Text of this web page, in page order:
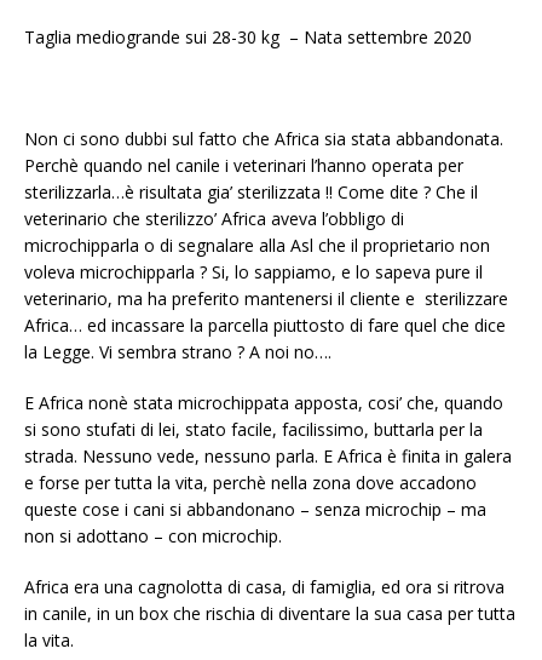
Taglia mediogrande sui 28-30 kg – Nata settembre 2020
Non ci sono dubbi sul fatto che Africa sia stata abbandonata.
Perchè quando nel canile i veterinari l’hanno operata per
sterilizzarla…è risultata gia’ sterilizzata !! Come dite ? Che il
veterinario che sterilizzo’ Africa aveva l’obbligo di
microchipparla o di segnalare alla Asl che il proprietario non
voleva microchipparla ? Si, lo sappiamo, e lo sapeva pure il
veterinario, ma ha preferito mantenersi il cliente e sterilizzare
Africa… ed incassare la parcella piuttosto di fare quel che dice
la Legge. Vi sembra strano ? A noi no….
E Africa nonè stata microchippata apposta, cosi’ che, quando
si sono stufati di lei, stato facile, facilissimo, buttarla per la
strada. Nessuno vede, nessuno parla. E Africa è finita in galera
e forse per tutta la vita, perchè nella zona dove accadono
queste cose i cani si abbandonano – senza microchip – ma
non si adottano – con microchip.
Africa era una cagnolotta di casa, di famiglia, ed ora si ritrova
in canile, in un box che rischia di diventare la sua casa per tutta
la vita.